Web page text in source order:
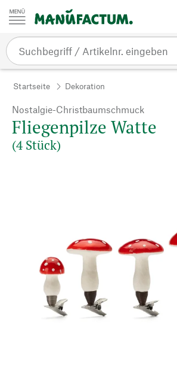
Zum Inhalt springen
Startseite Dekoration
Nostalgie-Christbaumschmuck
Fliegenpilze Watte
(4 Stück)